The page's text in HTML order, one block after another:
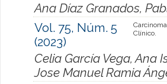
Ana Díaz Granados,
Vol. 75, Núm. 5
(2023)
Clínico.
Celia García Vega, Ana
Jose Manuel Ramia